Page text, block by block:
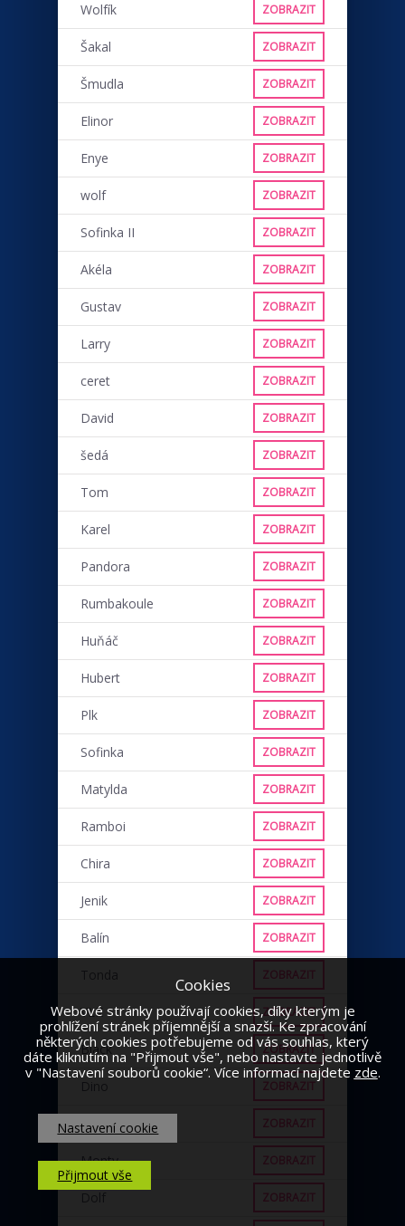
Wolfík ZOBRAZIT
Šakal ZOBRAZIT
Šmudla ZOBRAZIT
Elinor ZOBRAZIT
Enye ZOBRAZIT
wolf ZOBRAZIT
Sofinka II ZOBRAZIT
Akéla ZOBRAZIT
Gustav ZOBRAZIT
Larry ZOBRAZIT
ceret ZOBRAZIT
David ZOBRAZIT
šedá ZOBRAZIT
Tom ZOBRAZIT
Karel ZOBRAZIT
Pandora ZOBRAZIT
Rumbakoule ZOBRAZIT
Huňáč ZOBRAZIT
Hubert ZOBRAZIT
Plk ZOBRAZIT
Sofinka ZOBRAZIT
Matylda ZOBRAZIT
Ramboi ZOBRAZIT
Chira ZOBRAZIT
Jenik ZOBRAZIT
Balín ZOBRAZIT
Tonda ZOBRAZIT
VLK ZOBRAZIT
Black ZOBRAZIT
Dino ZOBRAZIT
Punťa ZOBRAZIT
Monty ZOBRAZIT
Dolf ZOBRAZIT
Cookies
Webové stránky používají cookies, díky kterým je
prohlížení stránek příjemnější a snazší. Ke zpracování
některých cookies potřebujeme od vás souhlas, který
dáte kliknutím na "Přijmout vše", nebo nastavte jednotlivě
v "Nastavení souborů cookie“. Více informací najdete zde.
Nastavení cookie
Přijmout vše